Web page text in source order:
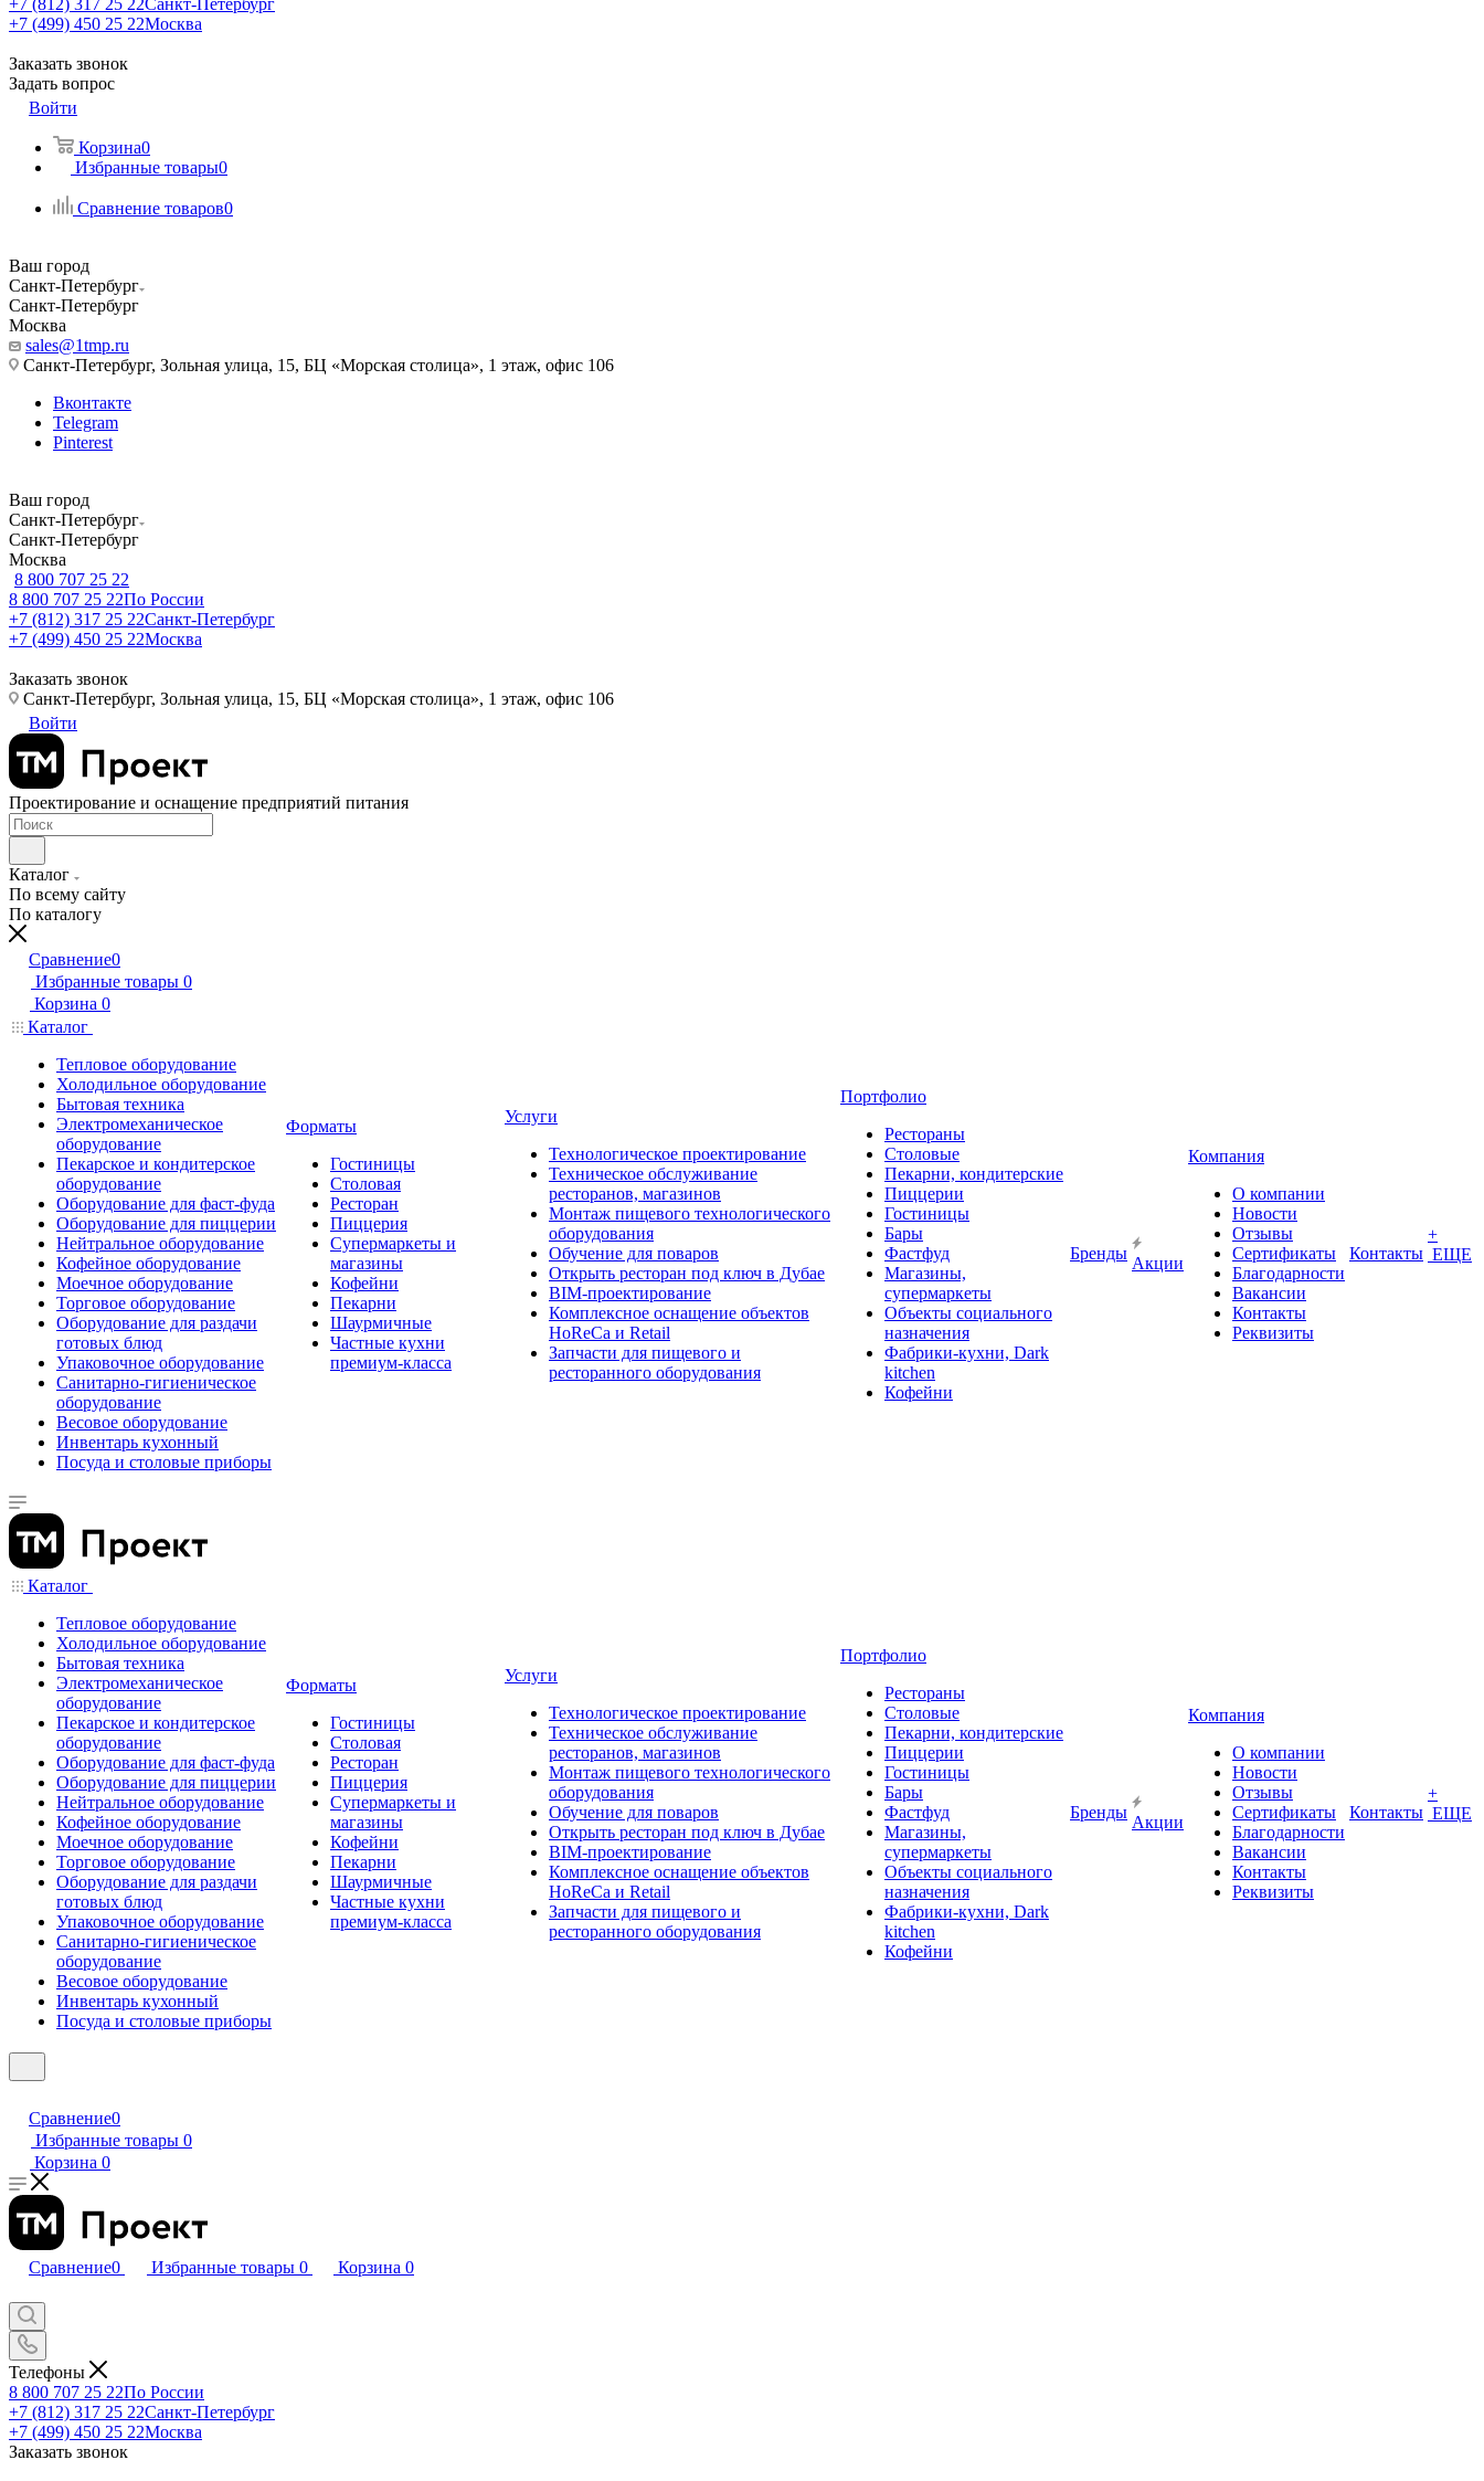
+7 (812) 317 25 22Санкт-Петербург
+7 (499) 450 25 22Москва
Заказать звонок
Задать вопрос
Войти
Корзина0
Избранные товары0
Сравнение товаров0
Ваш город
Санкт-Петербург
Санкт-Петербург
Москва
sales@1tmp.ru
Санкт-Петербург, Зольная улица, 15, БЦ «Морская столица», 1 этаж, офис 106
Вконтакте
Telegram
Pinterest
Ваш город
Санкт-Петербург
Санкт-Петербург
Москва
8 800 707 25 22
8 800 707 25 22По России
+7 (812) 317 25 22Санкт-Петербург
+7 (499) 450 25 22Москва
Заказать звонок
Санкт-Петербург, Зольная улица, 15, БЦ «Морская столица», 1 этаж, офис 106
Войти
Проектирование и оснащение предприятий питания
Каталог
По всему сайту
По каталогу
Сравнение0
Избранные товары 0
Корзина 0
Каталог
Тепловое оборудование
Холодильное оборудование
Бытовая техника
Электромеханическое
оборудование
Пекарское и кондитерское
оборудование
Оборудование для фаст-фуда
Оборудование для пиццерии
Нейтральное оборудование
Кофейное оборудование
Моечное оборудование
Торговое оборудование
Оборудование для раздачи
готовых блюд
Упаковочное оборудование
Санитарно-гигиеническое
оборудование
Весовое оборудование
Инвентарь кухонный
Посуда и столовые приборы
Форматы
Гостиницы
Столовая
Ресторан
Пиццерия
Супермаркеты и
магазины
Кофейни
Пекарни
Шаурмичные
Частные кухни
премиум-класса
Услуги
Технологическое проектирование
Техническое обслуживание
ресторанов, магазинов
Монтаж пищевого технологического
оборудования
Обучение для поваров
Открыть ресторан под ключ в Дубае
BIM-проектирование
Комплексное оснащение объектов
HoReCa и Retail
Запчасти для пищевого и
ресторанного оборудования
Портфолио
Рестораны
Столовые
Пекарни, кондитерские
Пиццерии
Гостиницы
Бары
Фастфуд
Магазины,
супермаркеты
Объекты социального
назначения
Фабрики-кухни, Dark
kitchen
Кофейни
Бренды
Акции
Компания
О компании
Новости
Отзывы
Сертификаты
Благодарности
Вакансии
Контакты
Реквизиты
Контакты
+
ЕЩЕ
Каталог
Тепловое оборудование
Холодильное оборудование
Бытовая техника
Электромеханическое
оборудование
Пекарское и кондитерское
оборудование
Оборудование для фаст-фуда
Оборудование для пиццерии
Нейтральное оборудование
Кофейное оборудование
Моечное оборудование
Торговое оборудование
Оборудование для раздачи
готовых блюд
Упаковочное оборудование
Санитарно-гигиеническое
оборудование
Весовое оборудование
Инвентарь кухонный
Посуда и столовые приборы
Форматы
Гостиницы
Столовая
Ресторан
Пиццерия
Супермаркеты и
магазины
Кофейни
Пекарни
Шаурмичные
Частные кухни
премиум-класса
Услуги
Технологическое проектирование
Техническое обслуживание
ресторанов, магазинов
Монтаж пищевого технологического
оборудования
Обучение для поваров
Открыть ресторан под ключ в Дубае
BIM-проектирование
Комплексное оснащение объектов
HoReCa и Retail
Запчасти для пищевого и
ресторанного оборудования
Портфолио
Рестораны
Столовые
Пекарни, кондитерские
Пиццерии
Гостиницы
Бары
Фастфуд
Магазины,
супермаркеты
Объекты социального
назначения
Фабрики-кухни, Dark
kitchen
Кофейни
Бренды
Акции
Компания
О компании
Новости
Отзывы
Сертификаты
Благодарности
Вакансии
Контакты
Реквизиты
Контакты
+
ЕЩЕ
Сравнение0
Избранные товары 0
Корзина 0
Сравнение0 Избранные товары 0 Корзина 0
Телефоны
8 800 707 25 22По России
+7 (812) 317 25 22Санкт-Петербург
+7 (499) 450 25 22Москва
Заказать звонок